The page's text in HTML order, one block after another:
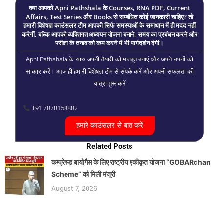
क्या आपको Apni Pathshala के Courses, RNA PDF, Current
Affairs, Test Series और Books से सम्बंधित कोई जानकारी चाहिए? तो
हमारी विशेषज्ञ काउंसलर टीम आपकी सिर्फ समस्याओं के समाधान में ही मदद नहीं
करेगीं, बल्कि आपको व्यक्तिगत अध्ययन योजना बनाने, समय का प्रबंधन करने और
परीक्षा के तनाव को कम करने में भी मार्गदर्शन देगी।
Apni Pathshala के साथ अपनी तैयारी को मजबूत बनाएं और अपने सपनों को
साकार करें। आज ही हमारी विशेषज्ञ टीम से संपर्क करें और अपनी सफलता की
यात्रा शुरू करें
+91 7878158882
हमारे काउंसलर से बात करें
Related Posts
कम्प्रेस्ड बायोगैस के लिए राष्ट्रीय एकीकृत योजना “GOBARdhan
Scheme” को मिली मंजूरी
August 7, 2026